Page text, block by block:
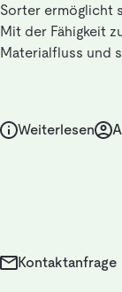
Sorter ermöglicht
Mit der Fähigkeit
Materialfluss und
Weiterlesen
Kontaktanfrage